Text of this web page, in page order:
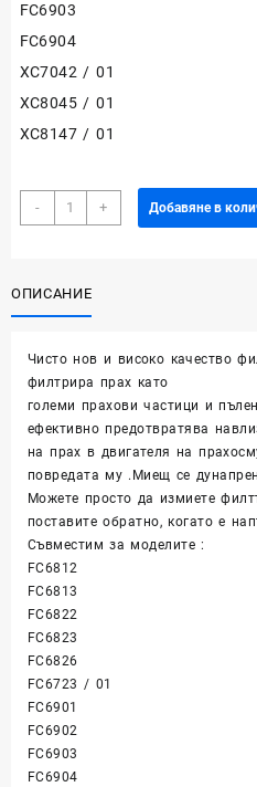
FC6903
FC6904
XC7042 / 01
XC8045 / 01
XC8147 / 01
-
количество
за
прахосмукачка
Philips
Max
Stick,
Aqua
+ Добавяне в
ОПИСАНИЕ
Чисто нов и високо качество
филтрира прах като
големи прахови частици и
ефективно предотвратява
на прах в двигателя на
повредата му .Миещ се
Можете просто да измиете
поставите обратно, когато е
Съвместим за моделите :
FC6812
FC6813
FC6822
FC6823
FC6826
FC6723 / 01
FC6901
FC6902
FC6903
FC6904